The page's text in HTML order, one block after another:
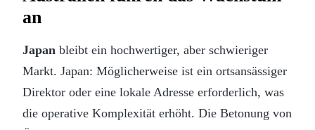
an
Japan bleibt ein hochwertiger, aber schwieriger
Markt. Japan: Möglicherweise ist ein ortsansässiger
Direktor oder eine lokale Adresse erforderlich, was
die operative Komplexität erhöht. Die Betonung von